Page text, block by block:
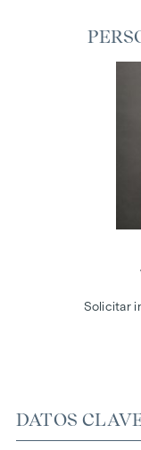
DATOS
Solicitar